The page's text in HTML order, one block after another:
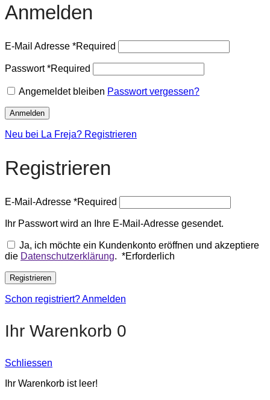
Anmelden
E-Mail Adresse *Required
Passwort*Required
Angemeldet bleiben Passwort vergessen?
Anmelden
Neu bei La Freja? Registrieren
Registrieren
E-Mail-Adresse *Required
Ihr Passwort wird an Ihre E-Mail-Adresse gesendet.
Ja, ich möchte ein Kundenkonto eröffnen und akzeptiere
die Datenschutzerklärung. *Erforderlich
Registrieren
Schon registriert? Anmelden
Ihr Warenkorb 0
Schliessen
Ihr Warenkorb ist leer!